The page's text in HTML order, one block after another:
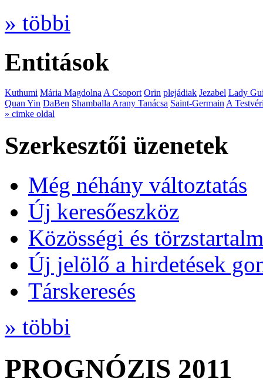
» többi
Entitások
Kuthumi Mária MagdolnaA Csoport Orin plejádiak Jezabel Lady
Quan Yin DaBen Shamballa Arany Tanácsa Saint-GermainA
» cimke oldal
Szerkesztői üzenetek
Még néhány változtatás
Új keresőeszköz
Közösségi és
Új jelölő a hirdetések
Társkeresés
» többi
PROGNÓZIS 2011